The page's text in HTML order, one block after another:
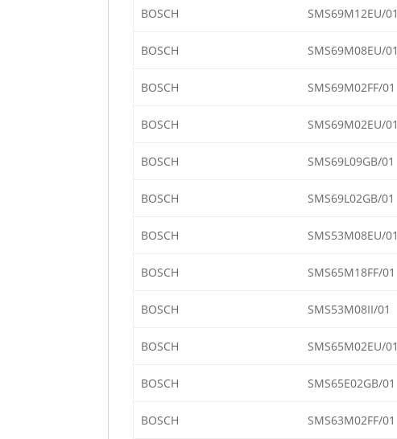
BOSCH SMS69M12EU/01
BOSCH SMS69M08EU/01
BOSCH SMS69M02FF/01
BOSCH SMS69M02EU/01
BOSCH SMS69L09GB/01
BOSCH SMS69L02GB/01
BOSCH SMS53M08EU/01
BOSCH SMS65M18FF/01
BOSCH SMS53M08II/01
BOSCH SMS65M02EU/01
BOSCH SMS65E02GB/01
BOSCH SMS63M02FF/01